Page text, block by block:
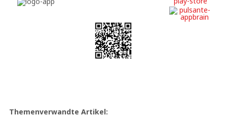
Themenverwandte Artikel: